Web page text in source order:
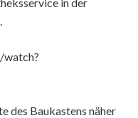
des Baukastens näher